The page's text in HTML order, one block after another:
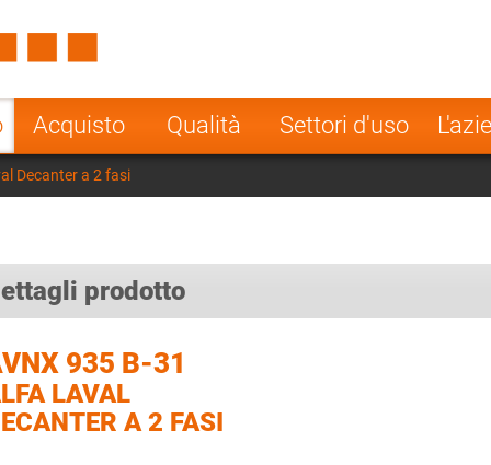
Acquisto Qualità Settori d'uso
Poland
Norway
Decanter a 2 fasi
prodotto
935 B-31
LAVAL
A 2 FASI